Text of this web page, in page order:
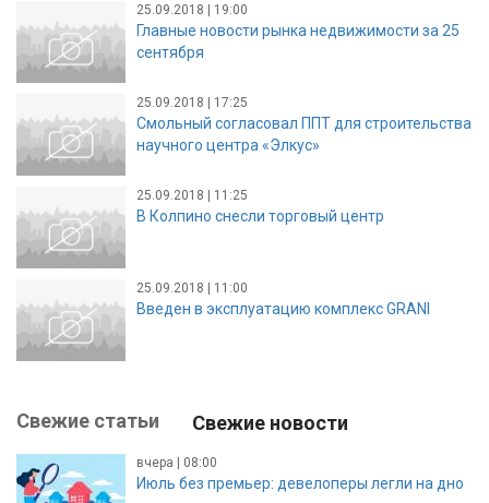
25.09.2018 | 19:00
Главные новости рынка недвижимости за 25
сентября
25.09.2018 | 17:25
Смольный согласовал ППТ для строительства
научного центра «Элкус»
25.09.2018 | 11:25
В Колпино снесли торговый центр
25.09.2018 | 11:00
Введен в эксплуатацию комплекс GRANI
Свежие статьи Свежие новости
вчера | 08:00
Июль без премьер: девелоперы легли на дно